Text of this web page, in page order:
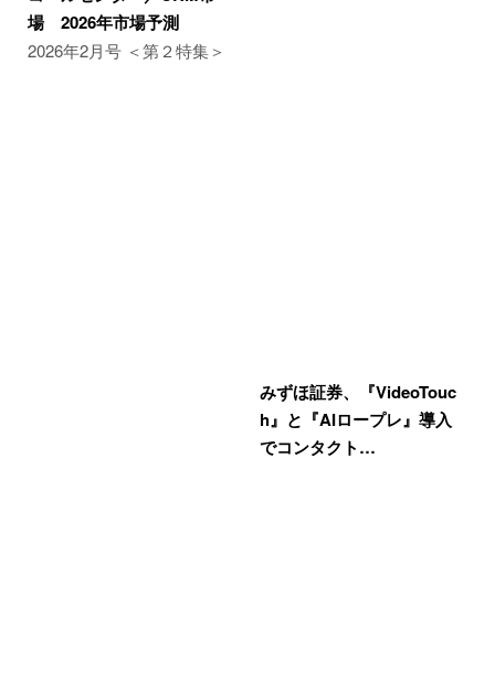
場 2026年市場予測
2026年2月号 ＜第２特集＞
みずほ証券、『VideoTouc
h』と『AIロープレ』導入
でコンタクト…